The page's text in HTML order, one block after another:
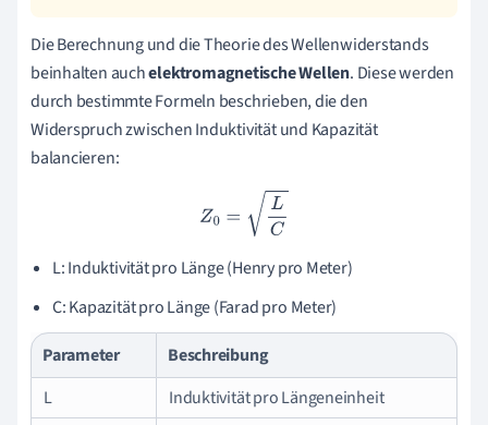
Die Berechnung und die Theorie des Wellenwiderstands
beinhalten auchelektromagnetische Wellen. Diese werden
durch bestimmte Formeln beschrieben, die den
Widerspruch zwischen Induktivität und Kapazität
balancieren:
C
L: Induktivität pro Länge (Henry pro Meter)
C: Kapazität pro Länge (Farad pro Meter)
Parameter
Beschreibung
L
Induktivität pro Längeneinheit